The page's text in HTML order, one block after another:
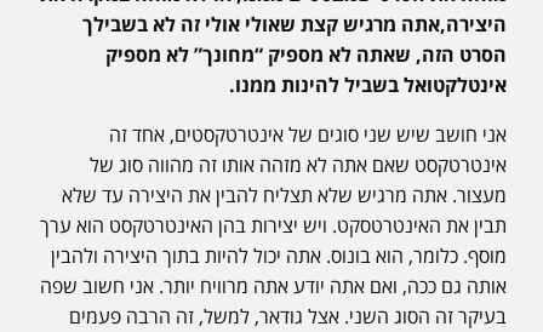
היצירה,אתה מרגיש קצת שאולי אולי זה לא בשבילך
הסרט הזה, שאתה לא מספיק “מחונך” לא מספיק
אינטלקטואל בשביל להינות ממנו.
אני חושב שיש שני סוגים של אינטרטקסטים, אחד זה
אינטרטקסט שאם אתה לא מזהה אותו זה מהווה סוג של
מעצור. אתה מרגיש שלא תצליח להבין את היצירה עד שלא
תבין את האינטרטסקט. ויש יצירות בהן האינטרטקסט הוא ערך
מוסף. כלומר, הוא בונוס. אתה יכול להיות בתוך היצירה ולהבין
אותה גם ככה, ואם אתה יודע אתה מרוויח יותר. אני חשוב שפה
בעיקר זה הסוג השני. אצל גודאר, למשל, זה הרבה פעמים